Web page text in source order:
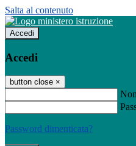
Salta al contenuto
Accedi
Accedi
button close ×
Password dimenticata?